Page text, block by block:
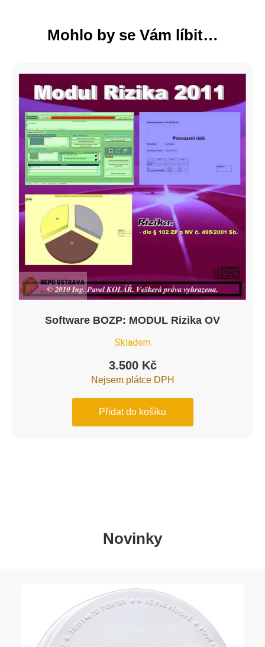
Mohlo by se Vám líbit…
Software BOZP: MODUL Rizika OV
Skladem
3.500 Kč
Nejsem plátce DPH
Přidat do košíku
Novinky